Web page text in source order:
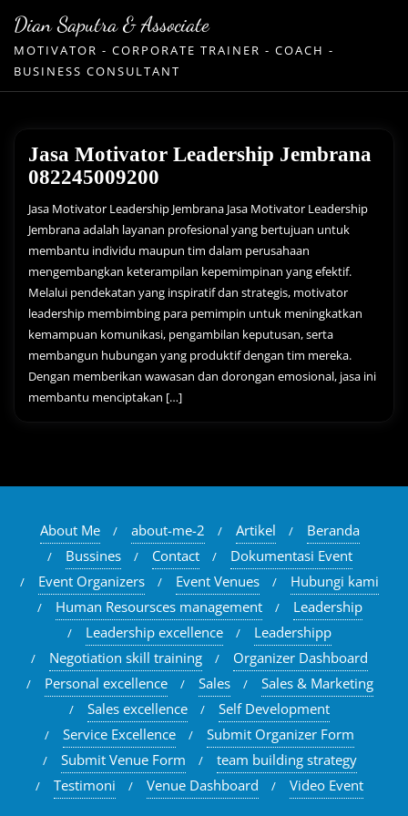
Skip
content
Dian Saputra & Associate
MOTIVATOR - CORPORATE TRAINER - COACH -
BUSINESS CONSULTANT
Jasa Motivator Leadership Jembrana
082245009200
Jasa Motivator Leadership Jembrana Jasa Motivator Leadership
Jembrana adalah layanan profesional yang bertujuan untuk
membantu individu maupun tim dalam perusahaan
mengembangkan keterampilan kepemimpinan yang efektif.
Melalui pendekatan yang inspiratif dan strategis, motivator
leadership membimbing para pemimpin untuk meningkatkan
kemampuan komunikasi, pengambilan keputusan, serta
membangun hubungan yang produktif dengan tim mereka.
Dengan memberikan wawasan dan dorongan emosional, jasa ini
membantu menciptakan […]
About Me about-me-2 Artikel
Beranda
Bussines
Contact
Dokumentasi Event
Event Organizers
Event Venues
Hubungi kami
Human Resoursces management
Leadership
Leadership excellence
Leadershipp
Negotiation skill training
Organizer Dashboard
Personal excellence
Sales
Sales & Marketing
Sales excellence
Self Development
Service Excellence
Submit Organizer Form
Submit Venue Form
team building strategy
Testimoni
Venue Dashboard Video Event